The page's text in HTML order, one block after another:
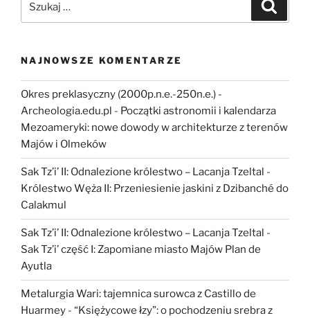
Muzeum
w
NAJNOWSZE KOMENTARZE
Okres preklasyczny (2000p.n.e.-250n.e.) -
Archeologia.edu.pl - Początki astronomii i kalendarza
Mezoameryki: nowe dowody w architekturze z terenów
Majów i Olmeków
Sak Tz’i’ II: Odnalezione królestwo – Lacanja Tzeltal -
Królestwo Węża II: Przeniesienie jaskini z Dzibanché do
Calakmul
Sak Tz’i’ II: Odnalezione królestwo – Lacanja Tzeltal -
Sak Tz’i’ część I: Zapomiane miasto Majów Plan de
Ayutla
Metalurgia Wari: tajemnica surowca z Castillo de
Huarmey - “Księżycowe łzy”: o pochodzeniu srebra z